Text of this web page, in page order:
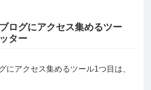
ログにアクセス集めるツー
ター
にアクセス集めるツール1つ目は、